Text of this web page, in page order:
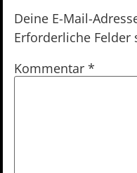
Deine E-Mail-
Erforderliche Felder
Kommentar *